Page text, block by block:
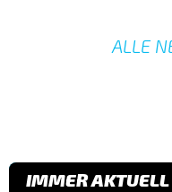
ALLE
IMMER